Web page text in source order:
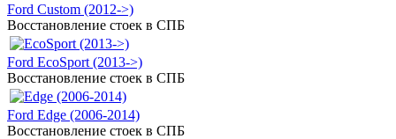
Ford Custom (2012->)
Восстановление стоек в СПБ
Ford EcoSport (2013->)
Восстановление стоек в СПБ
Ford Edge (2006-2014)
Восстановление стоек в СПБ